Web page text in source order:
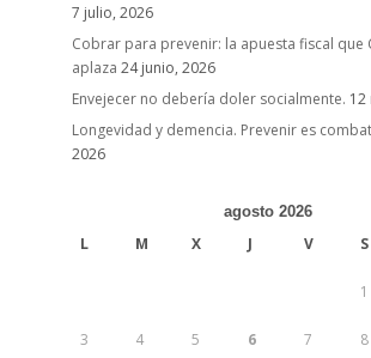
7 julio, 2026
Cobrar para prevenir: la apuesta fiscal que
aplaza 24 junio, 2026
Envejecer no debería doler socialmente. 12
Longevidad y demencia. Prevenir es
2026
agosto 2026
L M X J V S
1
3 4 5 6 7 8